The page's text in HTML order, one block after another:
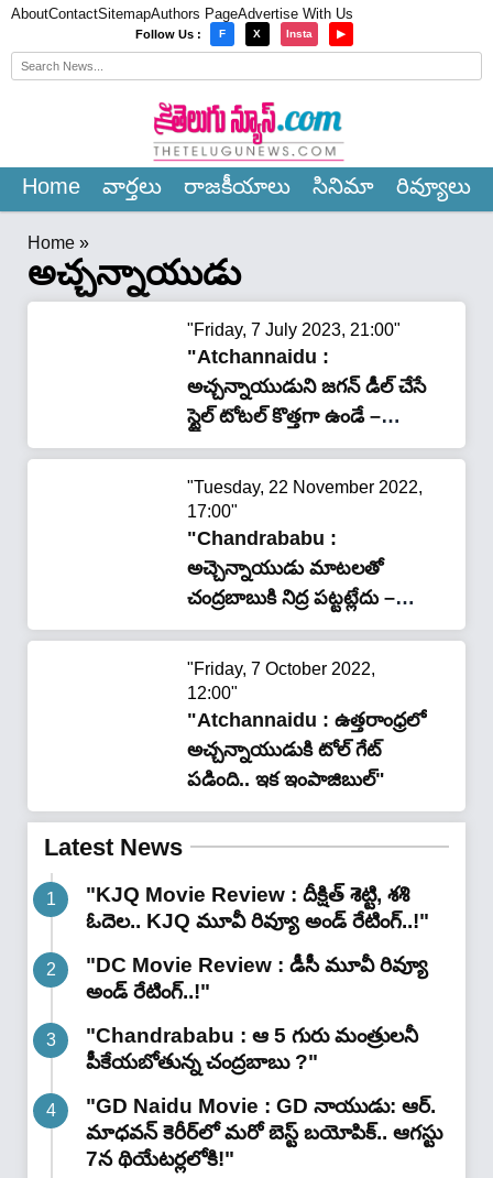
AboutContactSitemapAuthors PageAdvertise With Us
Follow Us : F X Insta ▶
Home వార్త‌లు రాజ‌కీయాలు సినిమా రివ్యూలు
Home »
అచ్చన్నాయుడు
"Friday, 7 July 2023, 21:00"
"Atchannaidu :
అచ్చన్నాయుడుని జగన్ డీల్ చేసే
స్టైల్ టోటల్ కొత్తగా ఉండే –
సరికొత్త రాజకీయం ఇది !"
"Tuesday, 22 November 2022,
17:00"
"Chandrababu :
అచ్చెన్నాయుడు మాటలతో
చంద్రబాబుకి నిద్ర పట్టట్లేదు –
భారీ వెన్నుపోటు..!"
"Friday, 7 October 2022,
12:00"
"Atchannaidu : ఉత్తరాంధ్రలో
అచ్చన్నాయుడుకి టోల్ గేట్
పడింది.. ఇక ఇంపాజిబుల్"
Latest News
"KJQ Movie Review : దీక్షిత్ శెట్టి, శశి
ఓదెల.. KJQ మూవీ రివ్యూ అండ్ రేటింగ్‌..!"
"DC Movie Review : డీసీ మూవీ రివ్యూ
అండ్ రేటింగ్‌..!"
"Chandrababu : ఆ 5 గురు మంత్రులనీ
పీకేయబోతున్న చంద్రబాబు ?"
"GD Naidu Movie : GD నాయుడు: ఆర్.
మాధవన్‌ కెరీర్‌లో మరో బెస్ట్ బయోపిక్.. ఆగస్టు
7న థియేటర్లలోకి!"